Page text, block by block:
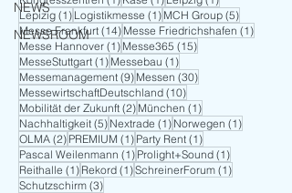
NEWS
NEWSROOM
Lepizig (1)1 Beitrag
Logistikmesse (1)1 Beitrag
MCH Group (5)5 Beiträge
Messe Frankfurt (14)14 Beiträge
Messe Friedrichshafen (1)1 Beitrag
Messe Hannover (1)1 Beitrag
Messe365 (15)15 Beiträge
MesseStuttgart (1)1 Beitrag
Messebau (1)1 Beitrag
Messemanagement (9)9 Beiträge
Messen (30)30 Beiträge
MessewirtschaftDeutschland (10)10 Beiträge
Mobilität der Zukunft (2)2 Beiträge
München (1)1 Beitrag
Nachhaltigkeit (5)5 Beiträge
Nextrade (1)1 Beitrag
Norwegen (1)1 Beitrag
OLMA (2)2 Beiträge
PREMIUM (1)1 Beitrag
Party Rent (1)1 Beitrag
Pascal Weilenmann (1)1 Beitrag
Prolight+Sound (1)1 Beitrag
Reithalle (1)1 Beitrag
Rekord (1)1 Beitrag
SchreinerForum (1)1 Beitrag
Schutzschirm (3)3 Beiträge